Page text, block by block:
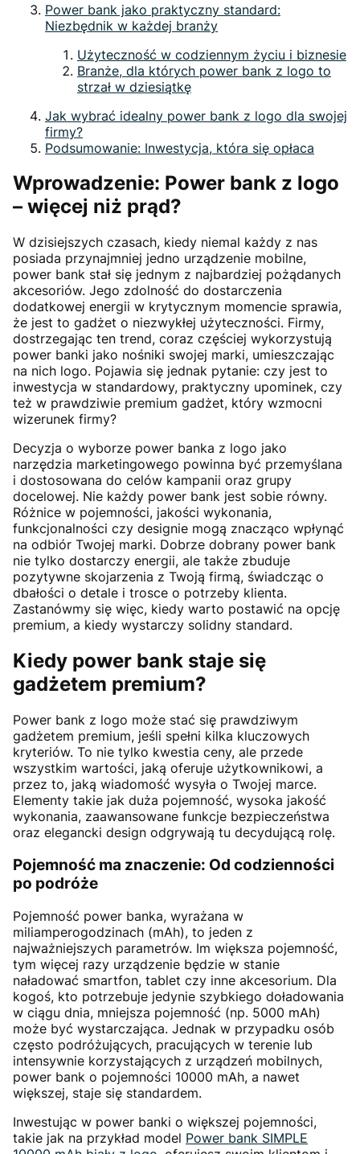
Power bank jako praktyczny standard:
Niezbędnik w każdej branży
Użyteczność w codziennym życiu i biznesie
Branże, dla których power bank z logo to
strzał w dziesiątkę
Jak wybrać idealny power bank z logo dla swojej
firmy?
Podsumowanie: Inwestycja, która się opłaca
Wprowadzenie: Power bank z logo
– więcej niż prąd?
W dzisiejszych czasach, kiedy niemal każdy z nas
posiada przynajmniej jedno urządzenie mobilne,
power bank stał się jednym z najbardziej pożądanych
akcesoriów. Jego zdolność do dostarczenia
dodatkowej energii w krytycznym momencie sprawia,
że jest to gadżet o niezwykłej użyteczności. Firmy,
dostrzegając ten trend, coraz częściej wykorzystują
power banki jako nośniki swojej marki, umieszczając
na nich logo. Pojawia się jednak pytanie: czy jest to
inwestycja w standardowy, praktyczny upominek, czy
też w prawdziwie premium gadżet, który wzmocni
wizerunek firmy?
Decyzja o wyborze power banka z logo jako
narzędzia marketingowego powinna być przemyślana
i dostosowana do celów kampanii oraz grupy
docelowej. Nie każdy power bank jest sobie równy.
Różnice w pojemności, jakości wykonania,
funkcjonalności czy designie mogą znacząco wpłynąć
na odbiór Twojej marki. Dobrze dobrany power bank
nie tylko dostarczy energii, ale także zbuduje
pozytywne skojarzenia z Twoją firmą, świadcząc o
dbałości o detale i trosce o potrzeby klienta.
Zastanówmy się więc, kiedy warto postawić na opcję
premium, a kiedy wystarczy solidny standard.
Kiedy power bank staje się
gadżetem premium?
Power bank z logo może stać się prawdziwym
gadżetem premium, jeśli spełni kilka kluczowych
kryteriów. To nie tylko kwestia ceny, ale przede
wszystkim wartości, jaką oferuje użytkownikowi, a
przez to, jaką wiadomość wysyła o Twojej marce.
Elementy takie jak duża pojemność, wysoka jakość
wykonania, zaawansowane funkcje bezpieczeństwa
oraz elegancki design odgrywają tu decydującą rolę.
Pojemność ma znaczenie: Od codzienności
po podróże
Pojemność power banka, wyrażana w
miliamperogodzinach (mAh), to jeden z
najważniejszych parametrów. Im większa pojemność,
tym więcej razy urządzenie będzie w stanie
naładować smartfon, tablet czy inne akcesorium. Dla
kogoś, kto potrzebuje jedynie szybkiego doładowania
w ciągu dnia, mniejsza pojemność (np. 5000 mAh)
może być wystarczająca. Jednak w przypadku osób
często podróżujących, pracujących w terenie lub
intensywnie korzystających z urządzeń mobilnych,
power bank o pojemności 10000 mAh, a nawet
większej, staje się standardem.
Inwestując w power banki o większej pojemności,
takie jak na przykład model Power bank SIMPLE